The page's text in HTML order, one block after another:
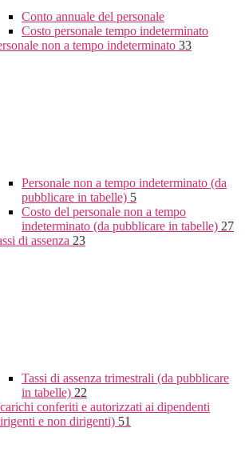
Conto annuale del personale
Costo personale tempo indeterminato
non a tempo indeterminato 33
Personale non a tempo indeterminato (da
pubblicare in tabelle) 5
Costo del personale non a tempo
indeterminato (da pubblicare in tabelle) 27
di assenza 23
Tassi di assenza trimestrali (da pubblicare
in tabelle) 22
conferiti e autorizzati ai dipendenti
e non dirigenti) 51